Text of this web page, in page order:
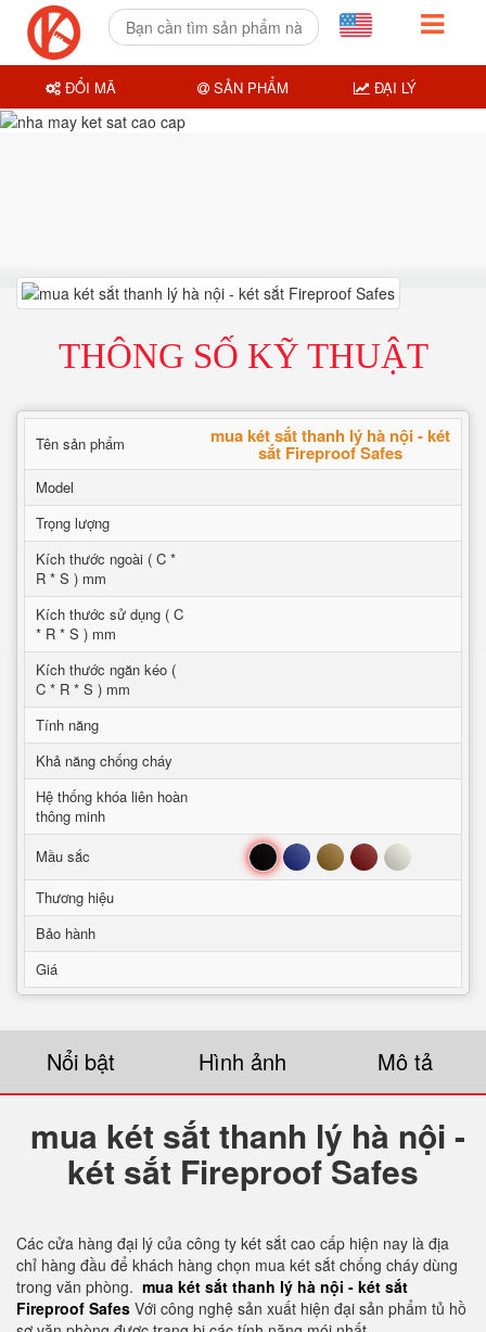
THÔNG SỐ KỸ THUẬT
Tên sản phẩm mua két sắt thanh lý hà nội - két
sắt Fireproof Safes
Model
Trọng lượng
Kích thước ngoài ( C *
R * S ) mm
Kích thước sử dụng ( C
* R * S ) mm
Kích thước ngăn kéo (
C * R * S ) mm
Tính năng
Khả năng chống cháy
Hệ thống khóa liên hoàn
thông minh
Mầu sắc
Đen Xanh Nâu Đỏ Trắng
Thương hiệu
Bảo hành
Giá
Nổi bật Hình ảnh Mô tả
mua két sắt thanh lý hà nội -
két sắt Fireproof Safes
Các cửa hàng đại lý của công ty két sắt cao cấp hiện nay là địa
chỉ hàng đầu để khách hàng chọn mua két sắt chống cháy dùng
trong văn phòng. mua két sắt thanh lý hà nội - két sắt
Fireproof Safes Với công nghệ sản xuất hiện đại sản phẩm tủ hồ
ĐỔI MÃ SẢN PHẨM ĐẠI LÝ